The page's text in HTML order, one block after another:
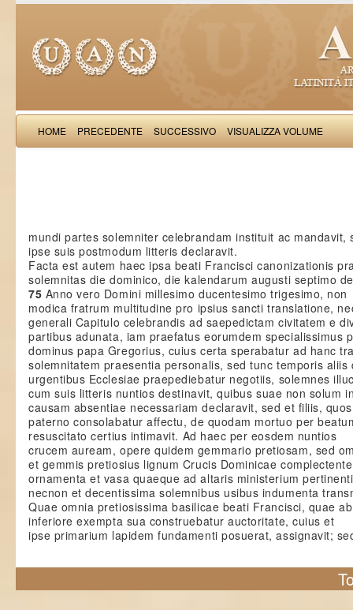
HOME PRECEDENTE SUCCESSIVO VISUALIZZA VOLUME
mundi partes solemniter celebrandam instituit ac mandavit,
ipse suis postmodum litteris declaravit.
Facta est autem haec ipsa beati Francisci canonizationis
solemnitas die dominico, die kalendarum augusti septimo
75 Anno vero Domini millesimo ducentesimo trigesimo, non
modica fratrum multitudine pro ipsius sancti translatione,
generali Capitulo celebrandis ad saepedictam civitatem e
partibus adunata, iam praefatus eorumdem specialissimus
dominus papa Gregorius, cuius certa sperabatur ad hanc
solemnitatem praesentia personalis, sed tunc temporis aliis
urgentibus Ecclesiae praepediebatur negotiis, solemnes
cum suis litteris nuntios destinavit, quibus suae non solum
causam absentiae necessariam declaravit, sed et filiis, quos
paterno consolabatur affectu, de quodam mortuo per
resuscitato certius intimavit. Ad haec per eosdem nuntios
crucem auream, opere quidem gemmario pretiosam, sed
et gemmis pretiosius lignum Crucis Dominicae
ornamenta et vasa quaeque ad altaris ministerium
necnon et decentissima solemnibus usibus indumenta
Quae omnia pretiosissima basilicae beati Francisci, quae
inferiore exempta sua construebatur auctoritate, cuius et
ipse primarium lapidem fundamenti posuerat, assignavit;